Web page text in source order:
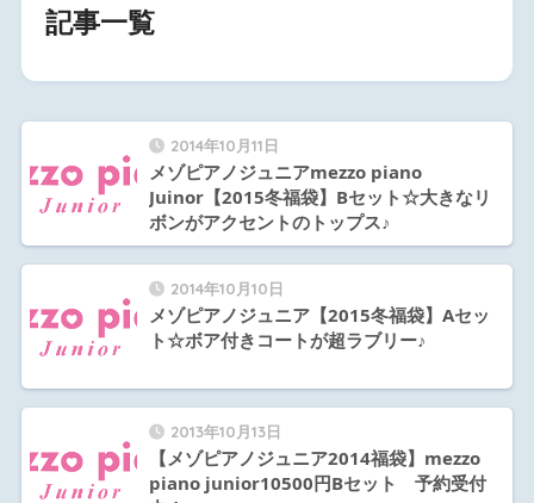
記事一覧
2014年10月11日
メゾピアノジュニアmezzo piano
Juinor【2015冬福袋】Bセット☆大きなリ
ボンがアクセントのトップス♪
2014年10月10日
メゾピアノジュニア【2015冬福袋】Aセッ
ト☆ボア付きコートが超ラブリー♪
2013年10月13日
【メゾピアノジュニア2014福袋】mezzo
piano junior10500円Bセット 予約受付